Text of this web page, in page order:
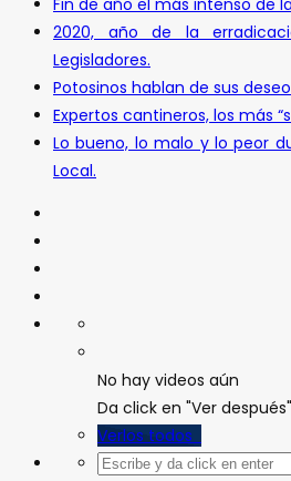
2020, año de la
Legisladores.
Potosinos hablan de sus
Expertos cantineros, los más
Lo bueno, lo malo y lo peor
Local.
No hay videos aún
Da click en "Ver
Verlos todos